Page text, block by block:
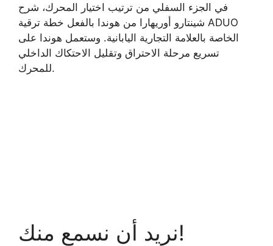
في الجزء السفلي من ترتيب اختيار المحرك، شرح
شينتارو أوريهارا من هوندا بالفعل خطة ترقية ADUO
الخاصة بالعلامة التجارية اليابانية. وستعمل هوندا على
تسريع مرحلة الاحتراق وتقليل الاحتكاك الداخلي
للمحرك.
نريد أن نسمع منك!